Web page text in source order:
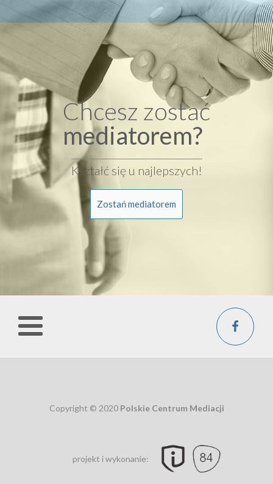
Chcesz zostać
mediatorem?
Kształć się u najlepszych!
Zostań mediatorem
Copyright © 2020 Polskie Centrum Mediacji
projekt i wykonanie: